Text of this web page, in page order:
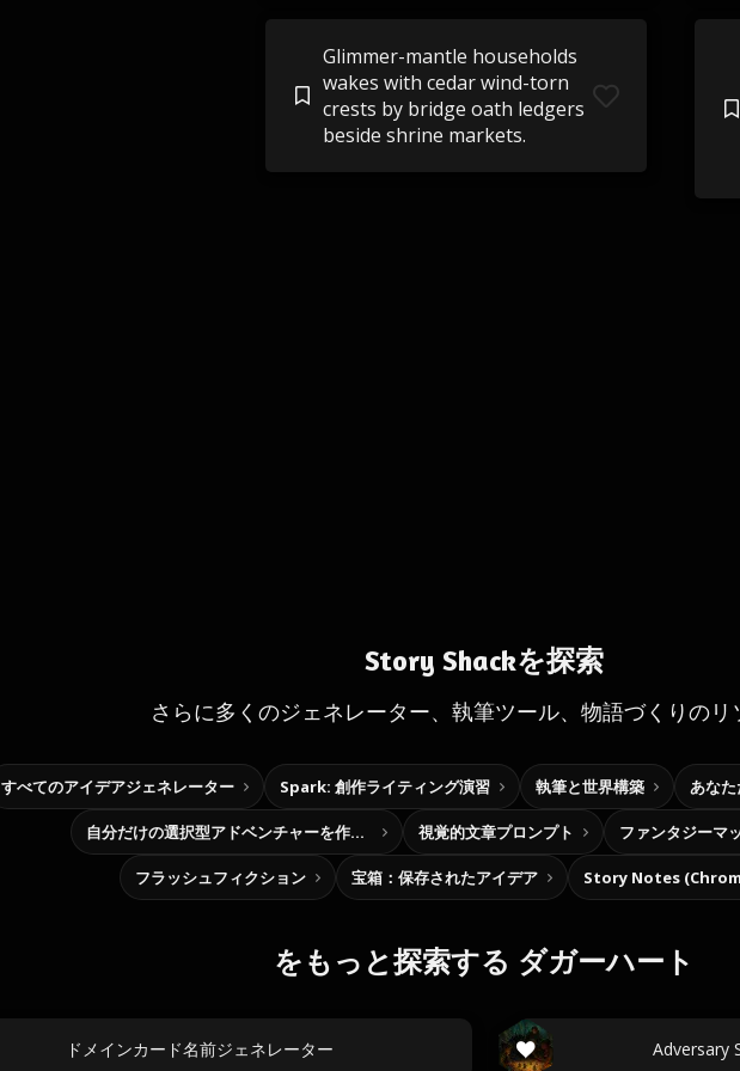
Glimmer-mantle households
wakes with cedar wind-torn
crests by bridge oath ledgers
beside shrine markets.
Story Shackを探索
さらに多くのジェネレーター、執筆ツール、物語づくりのリ
すべてのアイデアジェネレーター Spark: 創作ライティング演習 執筆と世界構築 あな
自分だけの選択型アドベンチャーを作ろう 視覚的文章プロンプト ファンタジーマ
フラッシュフィクション 宝箱：保存されたアイデア Story Notes
をもっと探索する ダガーハート
ドメインカード名前ジェネレーター Adversary